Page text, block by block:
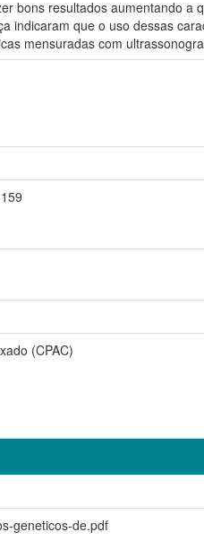
bons resultados aumentando a
indicaram que o uso dessas
mensuradas com
(CPAC)
geneticos-de.pdf